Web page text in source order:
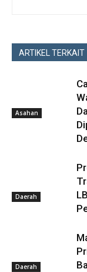
ARTIKEL TERKAIT
Asahan
Daerah
Daerah